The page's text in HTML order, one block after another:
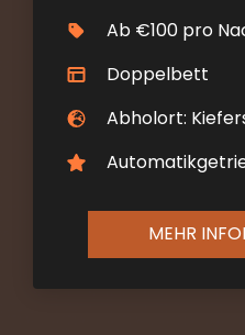
Ab €100 pro
Doppelbett
Abholort:
MEHR